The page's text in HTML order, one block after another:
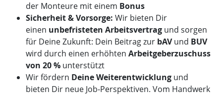
der Monteure mit einem Bonus
Sicherheit & Vorsorge: Wir bieten Dir
einen unbefristeten Arbeitsvertrag und sorgen
für Deine Zukunft: Dein Beitrag zur bAVund BUV
wird durch einen erhöhten Arbeitgeberzuschuss
von 20 % unterstützt
Wir fördern Deine Weiterentwicklung und
bieten Dir neue Job-Perspektiven. Vom Handwerk